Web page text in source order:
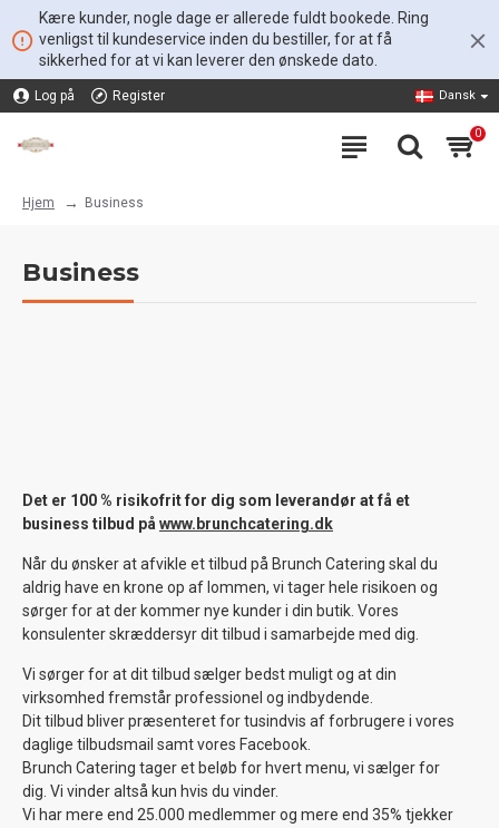
Kære kunder, nogle dage er allerede fuldt bookede. Ring
venligst til kundeservice inden du bestiller, for at få
sikkerhed for at vi kan leverer den ønskede dato.
Log på Register Dansk
0
Hjem Business
Business
Det er 100 % risikofrit for dig som leverandør at få et
business tilbud på www.brunchcatering.dk
Når du ønsker at afvikle et tilbud på Brunch Catering skal du
aldrig have en krone op af lommen, vi tager hele risikoen og
sørger for at der kommer nye kunder i din butik. Vores
konsulenter skræddersyr dit tilbud i samarbejde med dig.
Vi sørger for at dit tilbud sælger bedst muligt og at din
virksomhed fremstår professionel og indbydende.
Dit tilbud bliver præsenteret for tusindvis af forbrugere i vores
daglige tilbudsmail samt vores Facebook.
Brunch Catering tager et beløb for hvert menu, vi sælger for
dig. Vi vinder altså kun hvis du vinder.
Vi har mere end 25.000 medlemmer og mere end 35% tjekker